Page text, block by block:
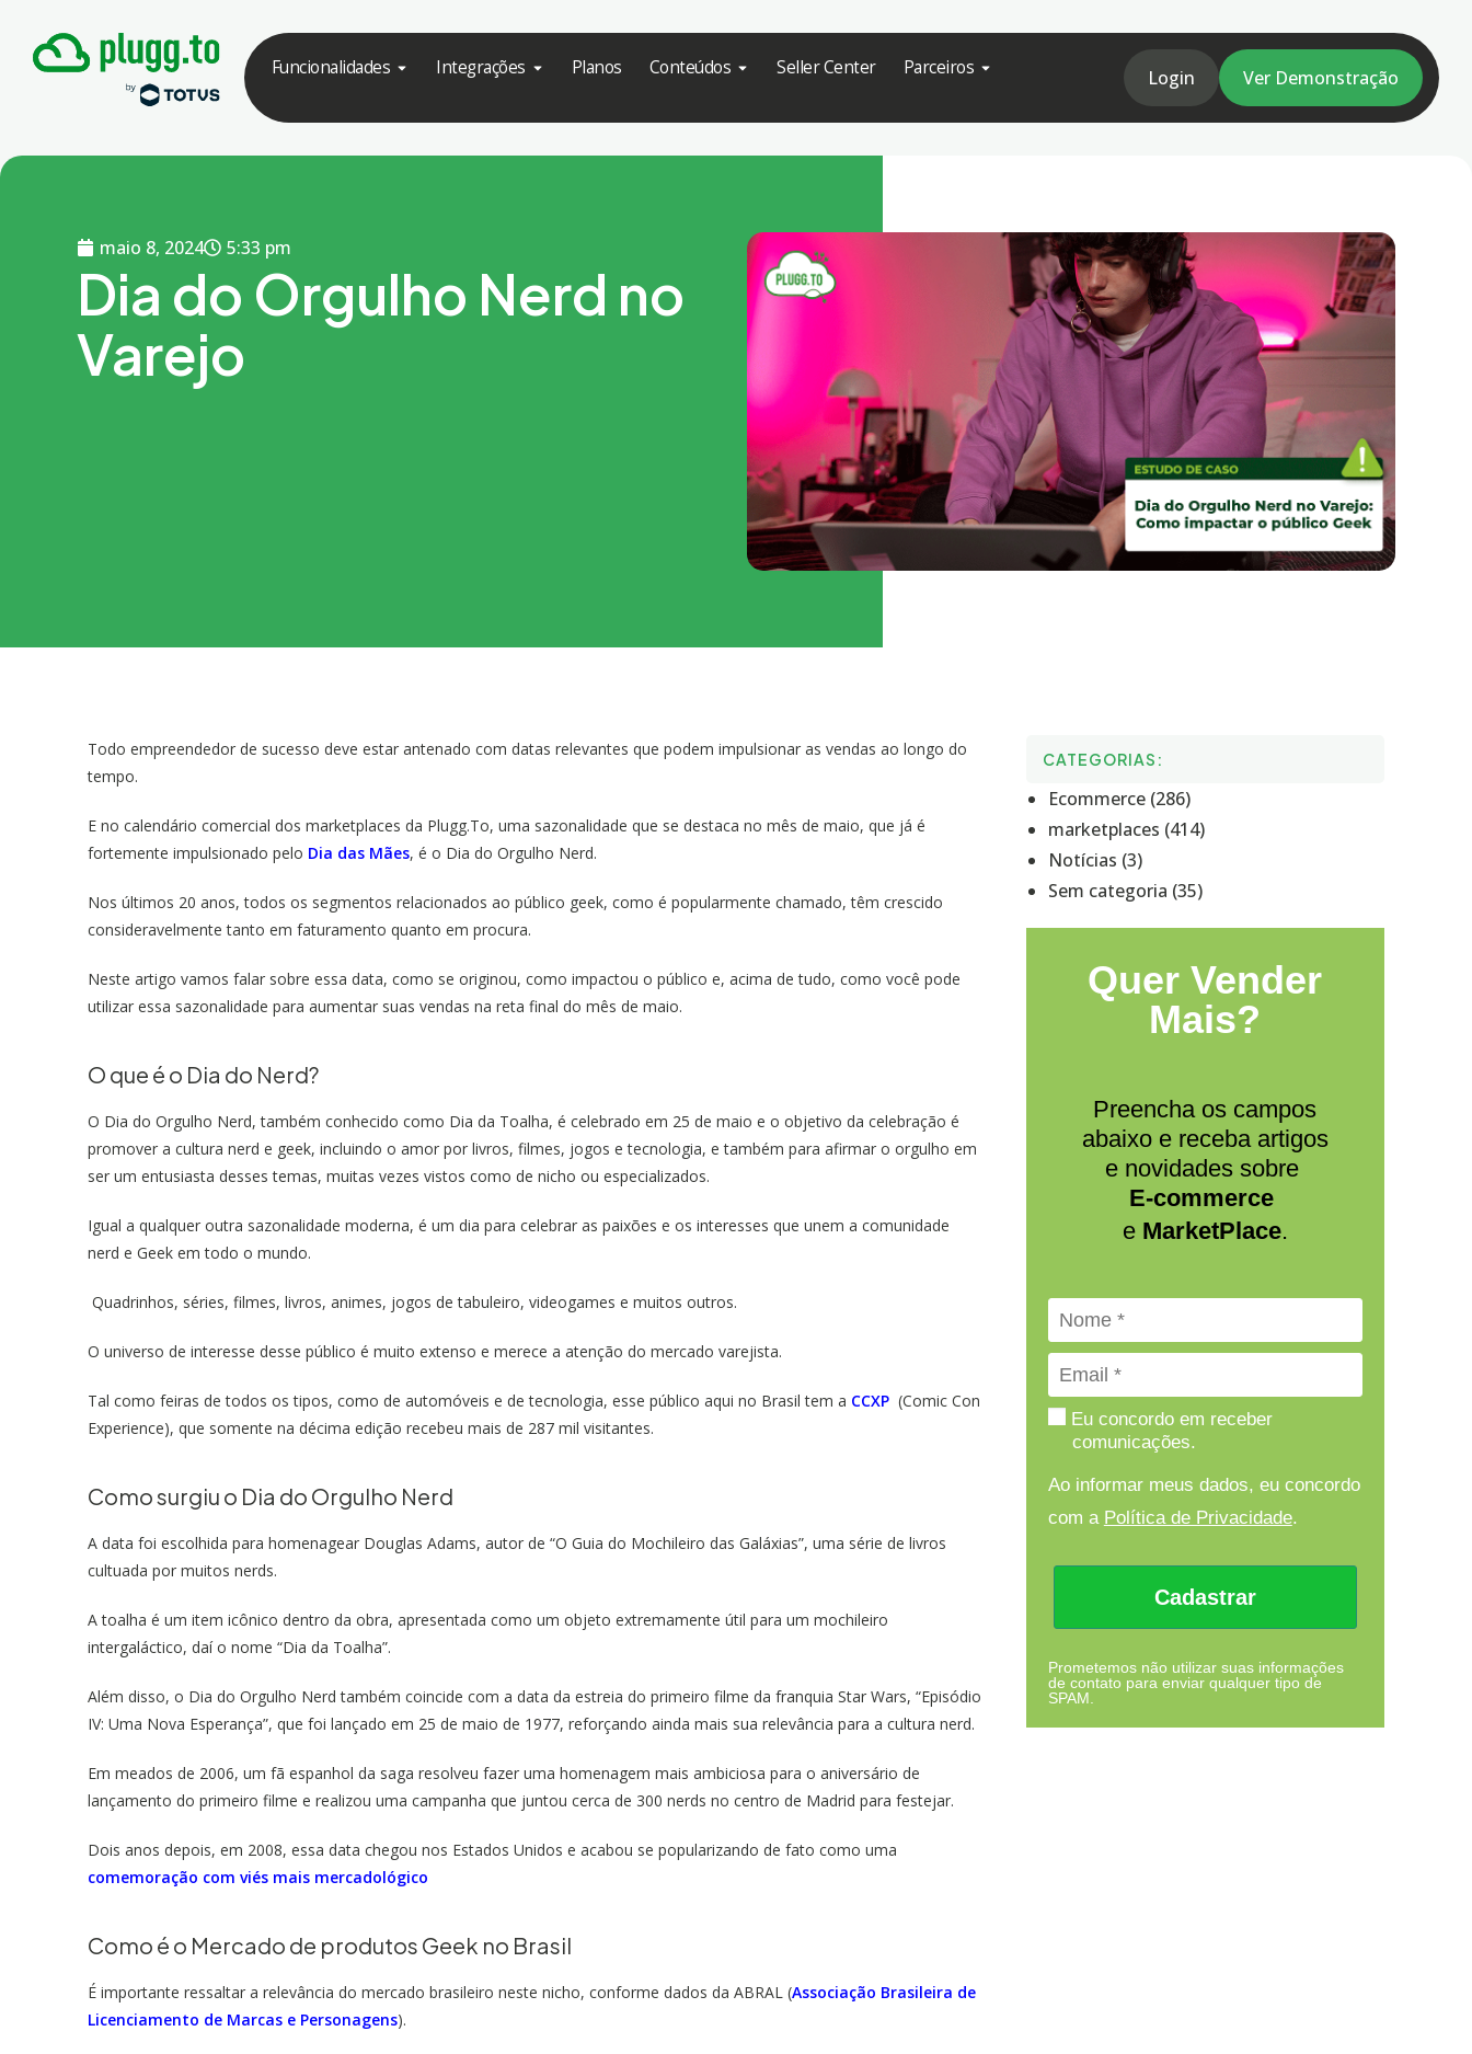
Funcionalidades Integrações Planos Conteúdos Seller Center Parceiros Login Ver Demonstração
maio 8, 2024 5:33 pm
Dia do Orgulho Nerd no
Varejo
Todo empreendedor de sucesso deve estar antenado com datas relevantes que podem impulsionar as vendas ao longo do
tempo.
E no calendário comercial dos marketplaces da Plugg.To, uma sazonalidade que se destaca no mês de maio, que já é
fortemente impulsionado pelo Dia das Mães, é o Dia do Orgulho Nerd.
Nos últimos 20 anos, todos os segmentos relacionados ao público geek, como é popularmente chamado, têm crescido
consideravelmente tanto em faturamento quanto em procura.
Neste artigo vamos falar sobre essa data, como se originou, como impactou o público e, acima de tudo, como você pode
utilizar essa sazonalidade para aumentar suas vendas na reta final do mês de maio.
O que é o Dia do Nerd?
O Dia do Orgulho Nerd, também conhecido como Dia da Toalha, é celebrado em 25 de maio e o objetivo da celebração é
promover a cultura nerd e geek, incluindo o amor por livros, filmes, jogos e tecnologia, e também para afirmar o orgulho em
ser um entusiasta desses temas, muitas vezes vistos como de nicho ou especializados.
Igual a qualquer outra sazonalidade moderna, é um dia para celebrar as paixões e os interesses que unem a comunidade
nerd e Geek em todo o mundo.
Quadrinhos, séries, filmes, livros, animes, jogos de tabuleiro, videogames e muitos outros.
O universo de interesse desse público é muito extenso e merece a atenção do mercado varejista.
Tal como feiras de todos os tipos, como de automóveis e de tecnologia, esse público aqui no Brasil tem a CCXP (Comic Con
Experience), que somente na décima edição recebeu mais de 287 mil visitantes.
Como surgiu o Dia do Orgulho Nerd
A data foi escolhida para homenagear Douglas Adams, autor de “O Guia do Mochileiro das Galáxias”, uma série de livros
cultuada por muitos nerds.
A toalha é um item icônico dentro da obra, apresentada como um objeto extremamente útil para um mochileiro
intergaláctico, daí o nome “Dia da Toalha”.
Além disso, o Dia do Orgulho Nerd também coincide com a data da estreia do primeiro filme da franquia Star Wars, “Episódio
IV: Uma Nova Esperança”, que foi lançado em 25 de maio de 1977, reforçando ainda mais sua relevância para a cultura nerd.
Em meados de 2006, um fã espanhol da saga resolveu fazer uma homenagem mais ambiciosa para o aniversário de
lançamento do primeiro filme e realizou uma campanha que juntou cerca de 300 nerds no centro de Madrid para festejar.
Dois anos depois, em 2008, essa data chegou nos Estados Unidos e acabou se popularizando de fato como uma
comemoração com viés mais mercadológico
Como é o Mercado de produtos Geek no Brasil
É importante ressaltar a relevância do mercado brasileiro neste nicho, conforme dados da ABRAL (Associação Brasileira de
Licenciamento de Marcas e Personagens).
CATEGORIAS:
Ecommerce (286)
marketplaces (414)
Notícias (3)
Sem categoria (35)
Quer Vender
Mais?
Preencha os campos
abaixo e receba artigos
e novidades sobre
E-commerce
e MarketPlace.
Eu concordo em receber
comunicações.
Ao informar meus dados, eu concordo
com a Política de Privacidade.
Cadastrar
Prometemos não utilizar suas informações
de contato para enviar qualquer tipo de
SPAM.